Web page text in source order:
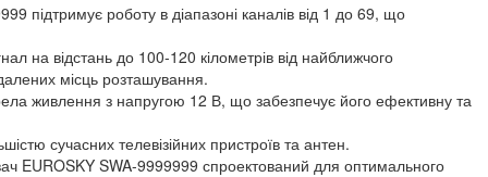
підтримує роботу в діапазоні каналів від 1 до 69, що
на відстань до 100-120 кілометрів від найближчого
місць розташування.
живлення з напругою 12 В, що забезпечує його ефективну та
сучасних телевізійних пристроїв та антен.
EUROSKY SWA-9999999 спроектований для оптимального